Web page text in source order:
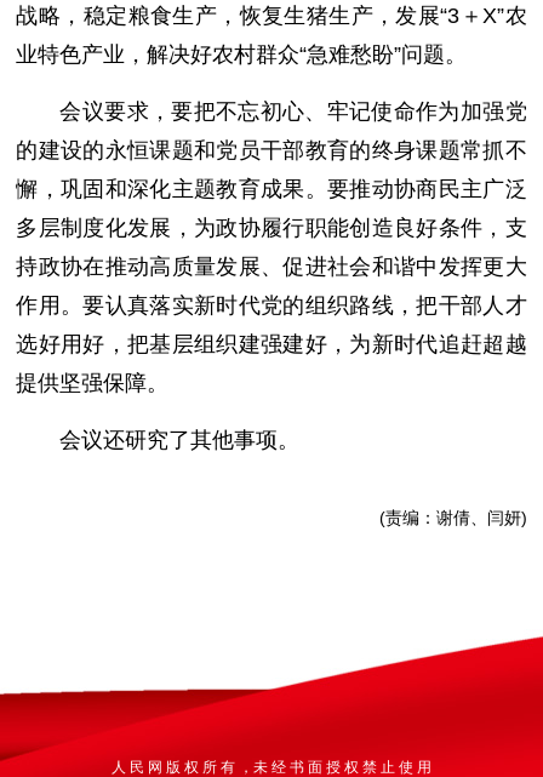
战略，稳定粮食生产，恢复生猪生产，发展“3＋X”农
业特色产业，解决好农村群众“急难愁盼”问题。
会议要求，要把不忘初心、牢记使命作为加强党
的建设的永恒课题和党员干部教育的终身课题常抓不
懈，巩固和深化主题教育成果。要推动协商民主广泛
多层制度化发展，为政协履行职能创造良好条件，支
持政协在推动高质量发展、促进社会和谐中发挥更大
作用。要认真落实新时代党的组织路线，把干部人才
选好用好，把基层组织建强建好，为新时代追赶超越
提供坚强保障。
会议还研究了其他事项。
(责编：谢倩、闫妍)
人 民 网 版 权 所 有 ，未 经 书 面 授 权 禁 止 使 用